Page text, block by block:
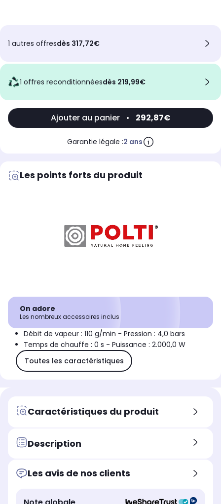
1 autres offresdès 317,72€
1 offres reconditionnées dès 219,99€
Ajouter au panier • 292,87€
Garantie légale :2 ans
Les points forts du produit
On adore
Les nombreux accessoires inclus
Débit de vapeur : 110 g/min - Pression : 4,0 bars
Temps de chauffe : 0 s - Puissance : 2.000,0 W
Toutes les caractéristiques
Caractéristiques du produit
Description
Les avis de nos clients